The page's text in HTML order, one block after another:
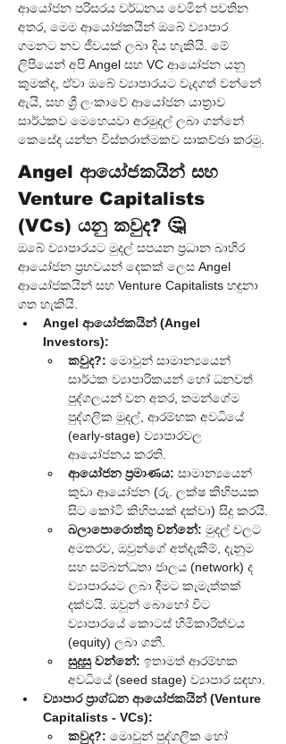
ආයෝජන පරිසරය වර්ධනය වෙමින් පවතින
අතර, මෙම ආයෝජකයින් ඔබේ ව්‍යාපාර
ගමනට නව ජීවයක් ලබා දිය හැකියි. මේ
ලිපියෙන් අපි Angel සහ VC ආයෝජන යනු
කුමක්ද, ඒවා ඔබේ ව්‍යාපාරයට වැදගත් වන්නේ
ඇයි, සහ ශ්‍රී ලංකාවේ ආයෝජන යාත්‍රාව
සාර්ථකව මෙහෙයවා අරමුදල් ලබා ගන්නේ
කෙසේද යන්න විස්තරාත්මකව සාකච්ඡා කරමු.
Angel ආයෝජකයින් සහ
Venture Capitalists
(VCs) යනු කවුද? 🤔
ඔබේ ව්‍යාපාරයට මුදල් සපයන ප්‍රධාන බාහිර
ආයෝජන ප්‍රභවයන් දෙකක් ලෙස Angel
ආයෝජකයින් සහ Venture Capitalists හඳුනා
ගත හැකියි.
Angel ආයෝජකයින් (Angel
Investors):
කවුද?: මොවුන් සාමාන්‍යයෙන්
සාර්ථක ව්‍යාපාරිකයන් හෝ ධනවත්
පුද්ගලයන් වන අතර, තමන්ගේම
පුද්ගලික මුදල්, ආරම්භක අවධියේ
(early-stage) ව්‍යාපාරවල
ආයෝජනය කරති.
ආයෝජන ප්‍රමාණය: සාමාන්‍යයෙන්
කුඩා ආයෝජන (රු. ලක්ෂ කිහිපයක
සිට කෝටි කිහිපයක් දක්වා) සිදු කරයි.
බලාපොරොත්තු වන්නේ: මුදල් වලට
අමතරව, ඔවුන්ගේ අත්දැකීම්, දැනුම
සහ සම්බන්ධතා ජාලය (network) ද
ව්‍යාපාරයට ලබා දීමට කැමැත්තක්
දක්වයි. ඔවුන් බොහෝ විට
ව්‍යාපාරයේ කොටස් හිමිකාරිත්වය
(equity) ලබා ගනී.
සුදුසු වන්නේ: ඉතාමත් ආරම්භක
අවධියේ (seed stage) ව්‍යාපාර සඳහා.
ව්‍යාපාර ප්‍රාග්ධන ආයෝජකයින් (Venture
Capitalists - VCs):
කවුද?: මොවුන් පුද්ගලික හෝ